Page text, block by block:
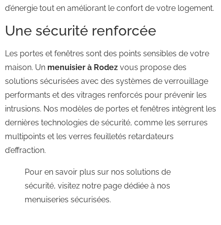
d’énergie tout en améliorant le confort de votre logement.
Une sécurité renforcée
Les portes et fenêtres sont des points sensibles de votre
maison. Un menuisier à Rodez vous propose des
solutions sécurisées avec des systèmes de verrouillage
performants et des vitrages renforcés pour prévenir les
intrusions. Nos modèles de portes et fenêtres intègrent les
dernières technologies de sécurité, comme les serrures
multipoints et les verres feuilletés retardateurs
d’effraction.
Pour en savoir plus sur nos solutions de
sécurité, visitez notre page dédiée à nos
menuiseries sécurisées.